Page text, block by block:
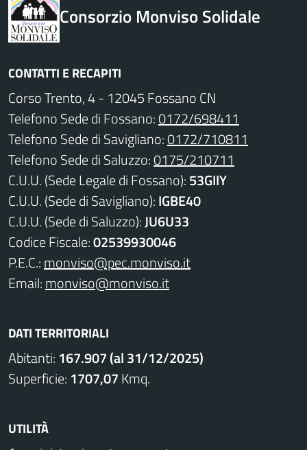
Consorzio Monviso Solidale
CONTATTI E RECAPITI
Corso Trento, 4 - 12045 Fossano CN
Telefono Sede di Fossano:0172/698411
Telefono Sede di Savigliano:0172/710811
Telefono Sede di Saluzzo:0175/210711
C.U.U. (Sede Legale di Fossano):53GIIY
C.U.U. (Sede di Savigliano):IGBE40
C.U.U. (Sede di Saluzzo):JU6U33
Codice Fiscale:02539930046
P.E.C.:monviso@pec.monviso.it
Email:monviso@monviso.it
DATI TERRITORIALI
Abitanti: 167.907 (al 31/12/2025)
Superficie: 1707,07Kmq.
UTILITÀ